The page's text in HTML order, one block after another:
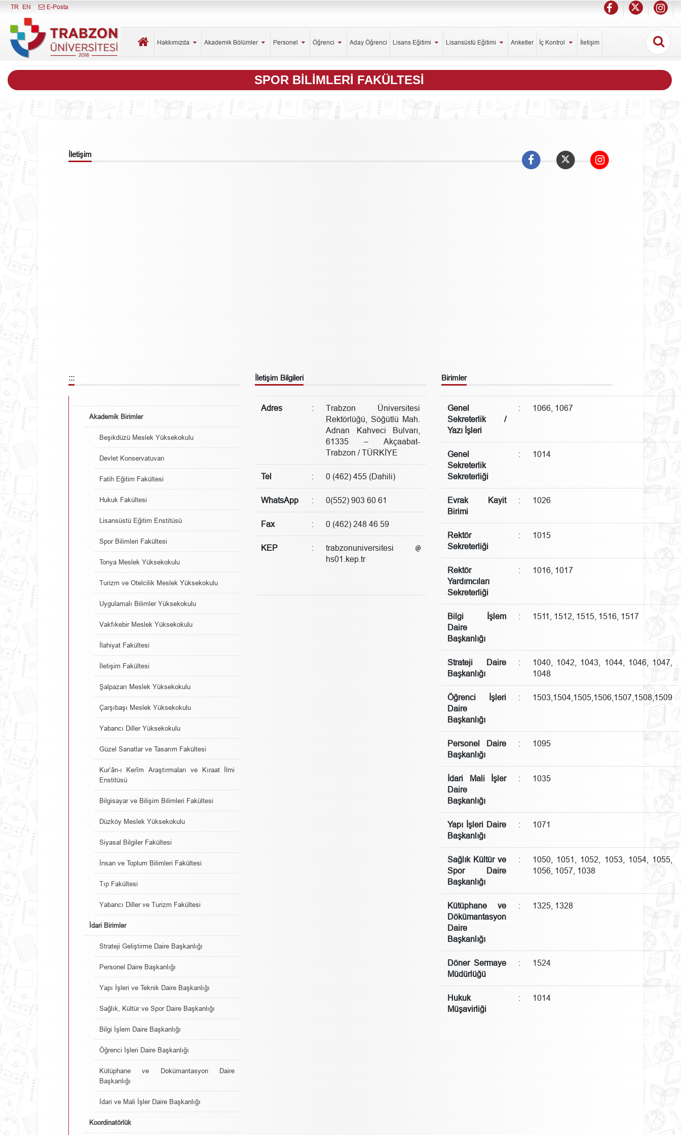
Menüyü Kapat
TR EN E-Posta
Hakkımızda Akademik Bölümler Personel Öğrenci Aday Öğrenci Lisans Eğitimi Lisansüstü Eğitimi Anketler İç Kontrol İletişim
SPOR BILIMLERI FAKÜLTESI
İletişim
:::
Akademik Birimler
Beşikdüzü Meslek Yüksekokulu
Devlet Konservatuvarı
Fatih Eğitim Fakültesi
Hukuk Fakültesi
Lisansüstü Eğitim Enstitüsü
Spor Bilimleri Fakültesi
Tonya Meslek Yüksekokulu
Turizm ve Otelcilik Meslek Yüksekokulu
Uygulamalı Bilimler Yüksekokulu
Vakfıkebir Meslek Yüksekokulu
İlahiyat Fakültesi
İletişim Fakültesi
Şalpazarı Meslek Yüksekokulu
Çarşıbaşı Meslek Yüksekokulu
Yabancı Diller Yüksekokulu
Güzel Sanatlar ve Tasarım Fakültesi
Kur’ân-ı Kerîm Araştırmaları ve Kıraat İlmi
Enstitüsü
Bilgisayar ve Bilişim Bilimleri Fakültesi
Düzköy Meslek Yüksekokulu
Siyasal Bilgiler Fakültesi
İnsan ve Toplum Bilimleri Fakültesi
Tıp Fakültesi
Yabancı Diller ve Turizm Fakültesi
İdari Birimler
Strateji Geliştirme Daire Başkanlığı
Personel Daire Başkanlığı
Yapı İşleri ve Teknik Daire Başkanlığı
Sağlık, Kültür ve Spor Daire Başkanlığı
Bilgi İşlem Daire Başkanlığı
Öğrenci İşleri Daire Başkanlığı
Kütüphane ve Dokümantasyon Daire
Başkanlığı
İdari ve Mali İşler Daire Başkanlığı
Koordinatörlük
İletişim Bilgileri
Adres :
Trabzon Üniversitesi
Rektörlüğü, Söğütlü Mah.
Adnan Kahveci Bulvarı,
61335 – Akçaabat-
Trabzon / TÜRKİYE
Tel : 0 (462) 455 (Dahili)
WhatsApp : 0(552) 903 60 61
Fax : 0 (462) 248 46 59
KEP :
trabzonuniversitesi
hs01.kep.tr
Birimler
Genel
Sekreterlik /
Yazı İşleri
: 1066, 1067
Genel
Sekreterlik
Sekreterliği
: 1014
Evrak Kayit
Birimi
: 1026
Rektör
Sekreterliği
: 1015
Rektör
Yardımcıları
Sekreterliği
: 1016, 1017
Bilgi İşlem
Daire
Başkanlığı
: 1511, 1512, 1515, 1516, 1517
Strateji Daire
Başkanlığı
:
1040, 1042, 1043, 1044, 1046, 1047,
1048
Öğrenci İşleri
Daire
Başkanlığı
: 1503,1504,1505,1506,1507,1508,1509
Personel Daire
Başkanlığı
: 1095
İdari Mali İşler
Daire
Başkanlığı
: 1035
Yapı İşleri Daire
Başkanlığı
: 1071
Sağlık Kültür ve
Spor Daire
Başkanlığı
:
1050, 1051, 1052, 1053, 1054, 1055,
1056, 1057, 1038
Kütüphane ve
Dökümantasyon
Daire
Başkanlığı
: 1325, 1328
Döner Sermaye
Müdürlüğü
: 1524
Hukuk
Müşavirliği
: 1014